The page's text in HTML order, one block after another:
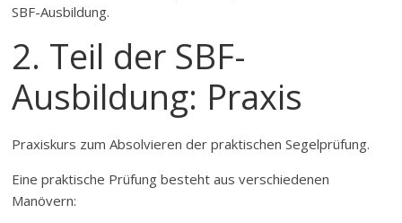
SBF-Ausbildung.
2. Teil der SBF-
Ausbildung: Praxis
Praxiskurs zum Absolvieren der praktischen Segelprüfung.
Eine praktische Prüfung besteht aus verschiedenen
Manövern: